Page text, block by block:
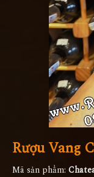
Rượu Vang
Mã sản phẩm: